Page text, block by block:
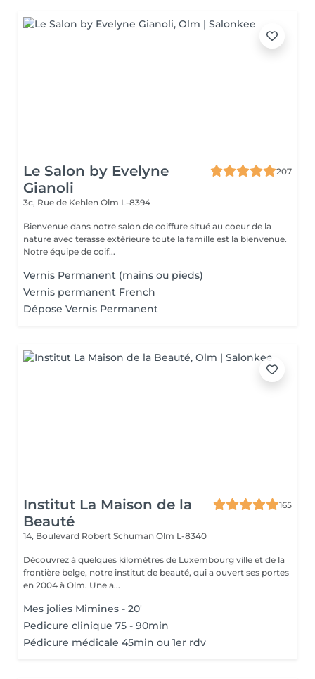
Le Salon by Evelyne
Gianoli
207
3c, Rue de Kehlen Olm L-8394
Bienvenue dans notre salon de coiffure situé au coeur de la
nature avec terasse extérieure toute la famille est la bienvenue.
Notre équipe de coif...
Vernis Permanent (mains ou pieds)
Vernis permanent French
Dépose Vernis Permanent
Institut La Maison de la
Beauté
165
14, Boulevard Robert Schuman Olm L-8340
Découvrez à quelques kilomètres de Luxembourg ville et de la
frontière belge, notre institut de beauté, qui a ouvert ses portes
en 2004 à Olm. Une a...
Mes jolies Mimines - 20'
Pedicure clinique 75 - 90min
Pédicure médicale 45min ou 1er rdv